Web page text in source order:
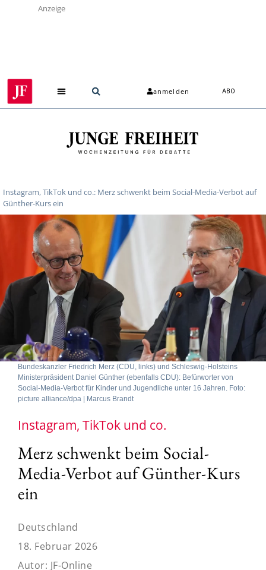
Anzeige
anmelden ABO
Instagram, TikTok und co.: Merz schwenkt beim Social-Media-Verbot auf
Günther-Kurs ein
Bundeskanzler Friedrich Merz (CDU, links) und Schleswig-Holsteins
Ministerpräsident Daniel Günther (ebenfalls CDU): Befürworter von
Social-Media-Verbot für Kinder und Jugendliche unter 16 Jahren. Foto:
picture alliance/dpa | Marcus Brandt
Instagram, TikTok und co.
Merz schwenkt beim Social-
Media-Verbot auf Günther-Kurs
ein
Deutschland
18. Februar 2026
Autor: JF-Online